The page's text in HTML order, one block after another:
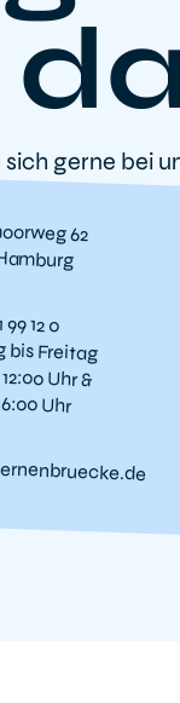
gerne bei
62
12 0
bis Freitag
Uhr &
Uhr